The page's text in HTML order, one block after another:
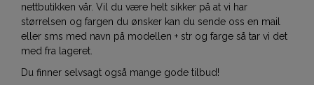
nettbutikken vår. Vil du være helt sikker på at vi har
størrelsen og fargen du ønsker kan du sende oss en mail
eller sms med navn på modellen + str og farge så tar vi det
med fra lageret.
Du finner selvsagt også mange gode tilbud!